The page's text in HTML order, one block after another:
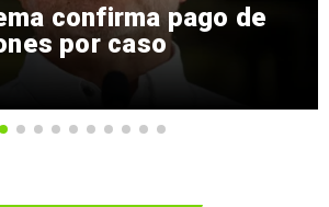
confirma pago de
por caso